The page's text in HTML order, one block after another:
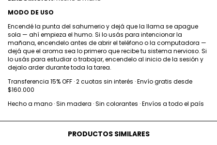
MODO DE USO
Encendé la punta del sahumerio y dejá que la llama se apague
sola — ahí empieza el humo. Si lo usás para intencionar la
mañana, encendelo antes de abrir el teléfono o la computadora —
dejá que el aroma sea lo primero que recibe tu sistema nervioso. Si
lo usás para estudiar o trabajar, encendelo al inicio de la sesión y
dejalo arder durante toda la tarea.
Transferencia 15% OFF · 2 cuotas sin interés · Envío gratis desde
$160.000
Hecho a mano · Sin madera · Sin colorantes · Envíos a todo el país
PRODUCTOS SIMILARES